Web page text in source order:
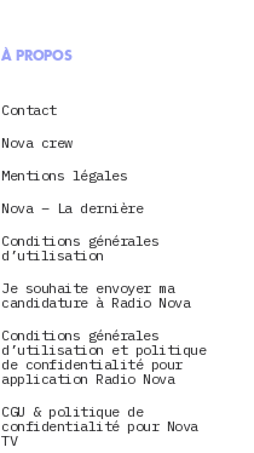
À PROPOS
Contact
Nova crew
Mentions légales
Nova – La dernière
Conditions générales
d’utilisation
Je souhaite envoyer ma
candidature à Radio Nova
Conditions générales
d’utilisation et politique
de confidentialité pour
application Radio Nova
CGU & politique de
confidentialité pour Nova
TV